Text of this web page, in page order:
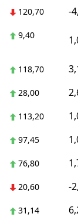
120,70 -
9,40
118,70
28,00
113,20
97,45
76,80
20,60 -
31,14